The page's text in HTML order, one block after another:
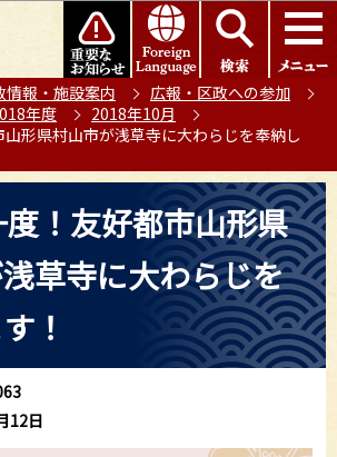
このページの本文へ移動
情報・施設案内
広報・区政への参加
年度
2018年10月
形県村山市が浅草寺に大わらじを奉納し
！友好都市山形県
草寺に大わらじを
！
12日